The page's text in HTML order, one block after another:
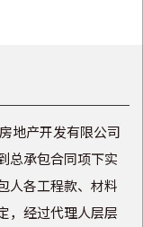
员。
地产开发有限公司
总承包合同项下实
人各工程款、材料
，经过代理人层层